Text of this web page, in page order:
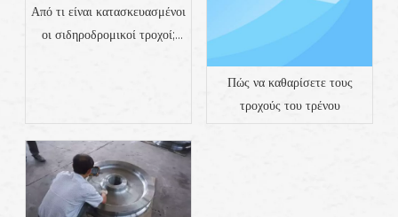
Από τι είναι κατασκευασμένοι
οι σιδηροδρομικοί τροχοί;
Πώς να καθαρίσετε τους
τροχούς του τρένου